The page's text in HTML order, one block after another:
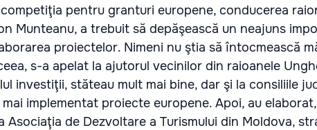
pentru granturi europene, conducerea
Munteanu, a trebuit să depăşească un neajuns
proiectelor. Nimeni nu ştia să întocmească
s-a apelat la ajutorul vecinilor din raioanele
investiţii, stăteau mult mai bine, dar şi la consiliile
mai implementat proiecte europene. Apoi, au
Asociaţia de Dezvoltare a Turismului din Moldova,